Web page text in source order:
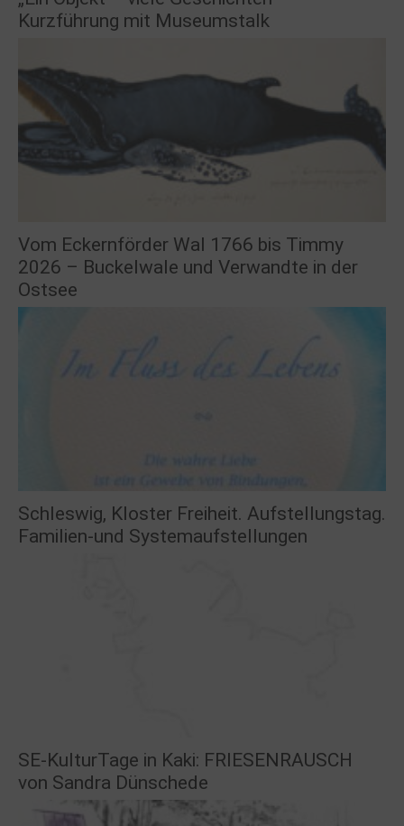
Kurzführung mit Museumstalk
Vom Eckernförder Wal 1766 bis Timmy
2026 – Buckelwale und Verwandte in der
Ostsee
Schleswig, Kloster Freiheit. Aufstellungstag.
Familien-und Systemaufstellungen
SE-KulturTage in Kaki: FRIESENRAUSCH
von Sandra Dünschede